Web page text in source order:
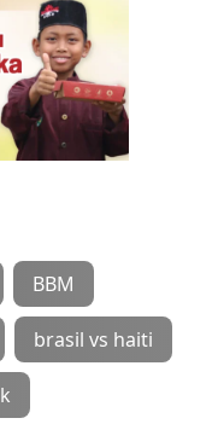
BBM
brasil vs haiti